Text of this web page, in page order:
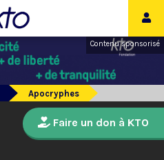
Contenu sponsorisé
Apocryphes
Faire un don à KTO